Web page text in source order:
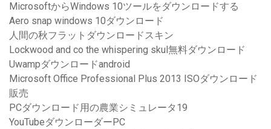
MicrosoftからWindows 10ツールをダウンロードする
Aero snap windows 10ダウンロード
人間の秋フラットダウンロードスキン
Lockwood and co the whispering skul無料ダウンロード
Uwampダウンロードandroid
Microsoft Office Professional Plus 2013 ISOダウンロード
販売
PCダウンロード用の農業シミュレータ19
YouTubeダウンローダーPC